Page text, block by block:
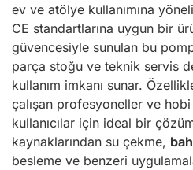
ev ve atölye kullanımına
CE standartlarına uygun bir
güvencesiyle sunulan bu
parça stoğu ve teknik servis
kullanım imkanı sunar.
çalışan profesyoneller ve
kullanıcılar için ideal bir
kaynaklarından su çekme,
besleme ve benzeri